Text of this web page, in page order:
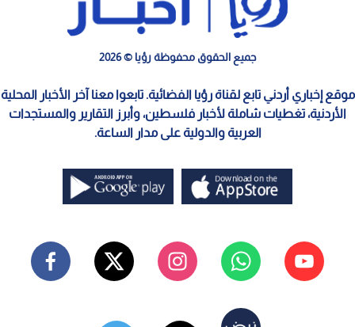
جميع الحقوق محفوظة رؤيا © 2026
موقع إخباري أردني تابع لقناة رؤيا الفضائية. تابعوا معنا آخر الأخبار المحلية
الأردنية، تغطيات شاملة لأخبار فلسطين، وأبرز التقارير والمستجدات
العربية والدولية على مدار الساعة.